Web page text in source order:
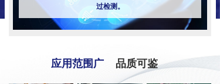
过检测。
应用范围广 品质可鉴